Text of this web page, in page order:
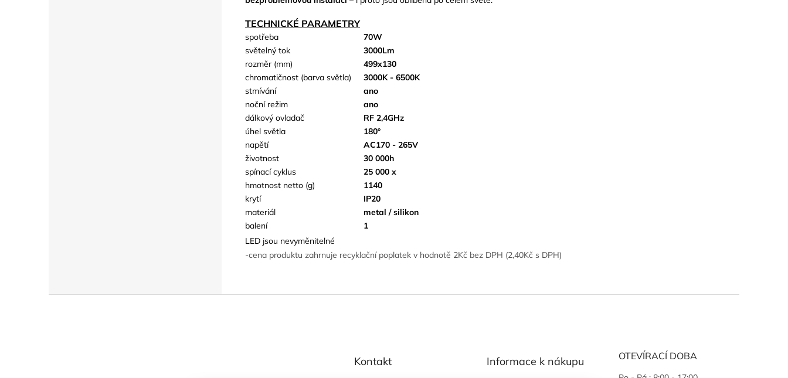
TECHNICKÉ PARAMETRY
spotřeba
70W
světelný tok
3000Lm
rozměr (mm)
499x130
chromatičnost (barva světla)
3000K - 6500K
stmívání
ano
noční režim
ano
dálkový ovladač
RF 2,4GHz
úhel světla
180°
napětí
AC170 - 265V
životnost
30 000h
spínací cyklus
25 000 x
hmotnost netto (g)
1140
krytí
IP20
materiál
metal / silikon
balení
1
LED jsou nevyměnitelné
-cena produktu zahrnuje recyklační poplatek v hodnotě 2Kč bez DPH (2,40Kč s DPH)
Kontakt Informace k nákupu OTEVÍRACÍ DOBA